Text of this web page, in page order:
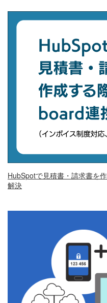
HubSpotで見積書・請求書を
解決